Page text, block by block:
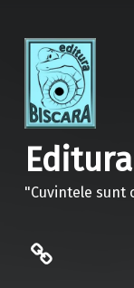
"Cuvintele sunt
politica